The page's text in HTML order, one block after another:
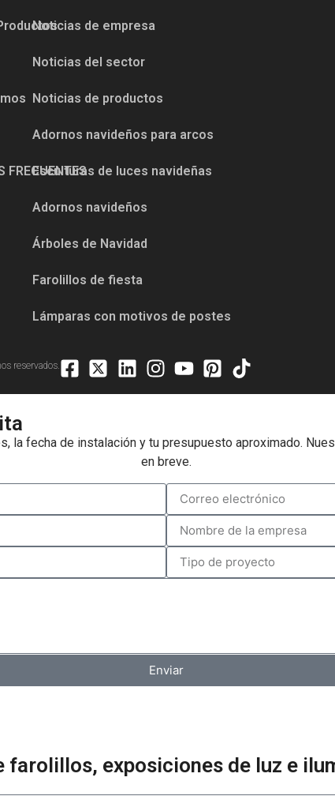
FRECUENTES
Noticias de empresa
Noticias del sector
Noticias de productos
Adornos navideños para arcos
Esculturas de luces navideñas
Adornos navideños
Árboles de Navidad
Farolillos de fiesta
Lámparas con motivos de postes
reservados.
la fecha de instalación y tu presupuesto aproximado.
en breve.
Enviar
exposiciones de luz e